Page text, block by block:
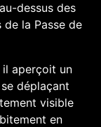
dessus des
la Passe de
il aperçoit un
déplaçant
visible
en